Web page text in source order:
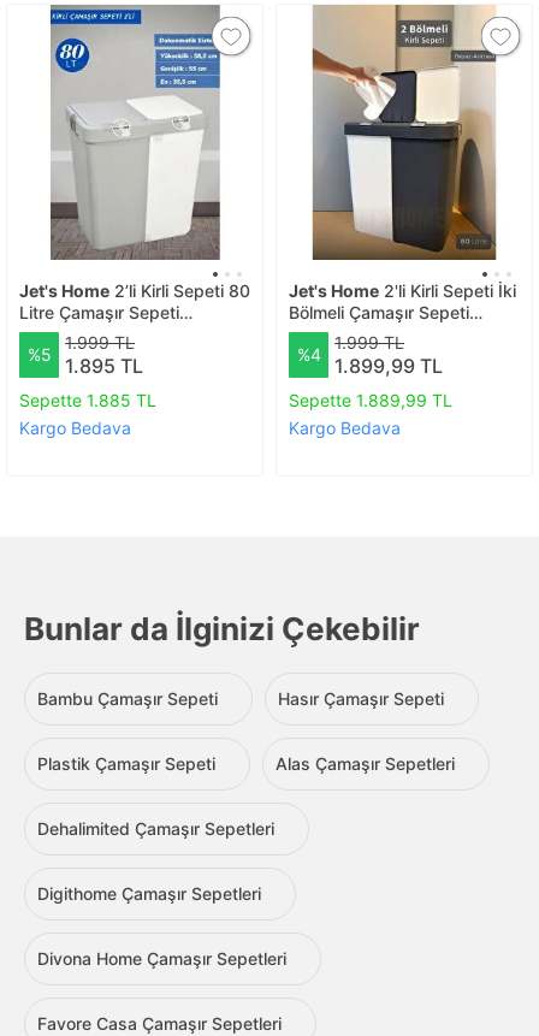
Jet's Home 2’li Kirli Sepeti 80
Litre Çamaşır Sepeti
Dokunmatik Motek Kirli
Çamaşır Sepeti Gri-beyaz
%5
1.999 TL
1.895 TL
Sepette 1.885 TL
Kargo Bedava
Jet's Home 2'li Kirli Sepeti İki
Bölmeli Çamaşır Sepeti
Antrasit-beyaz Renkliler-
beyazlar Sepeti 80 Lt.
%4
1.999 TL
1.899,99 TL
Sepette 1.889,99 TL
Kargo Bedava
Bunlar da İlginizi Çekebilir
Bambu Çamaşır Sepeti Hasır Çamaşır Sepeti
Plastik Çamaşır Sepeti Alas Çamaşır Sepetleri
Dehalimited Çamaşır Sepetleri
Digithome Çamaşır Sepetleri
Divona Home Çamaşır Sepetleri
Favore Casa Çamaşır Sepetleri